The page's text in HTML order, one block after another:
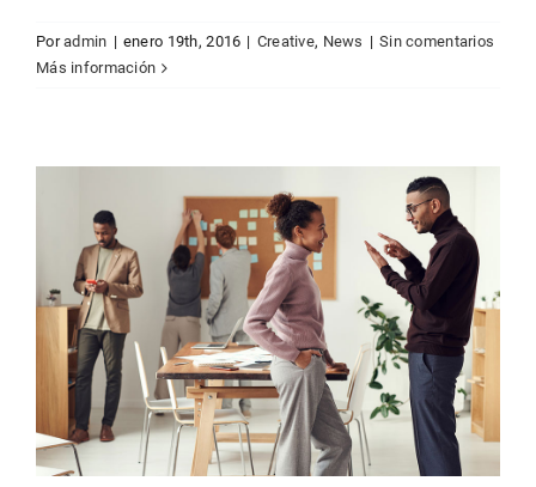
Poradmin | enero 19th, 2016 | Creative, News | Sin comentarios
Más información
Creative Design Web Design